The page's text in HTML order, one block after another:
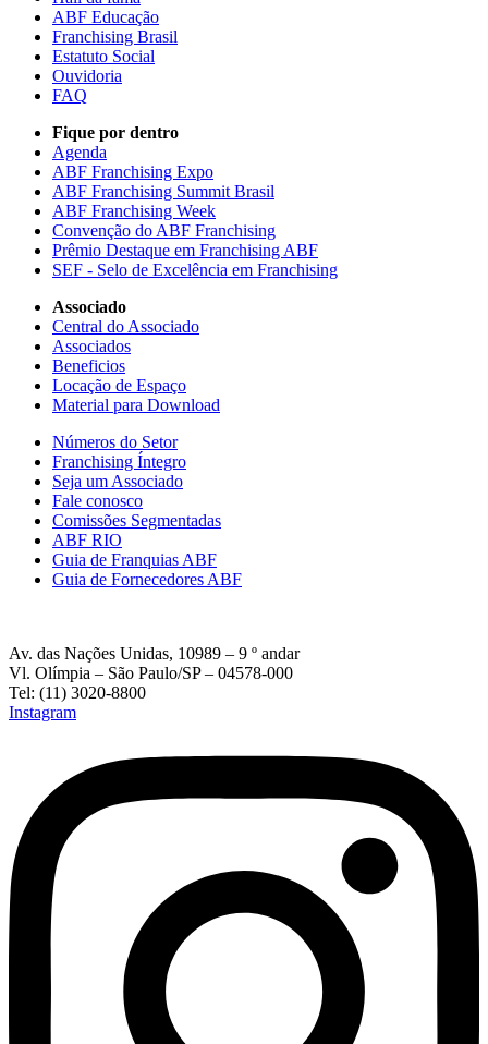
ABF Educação
Franchising Brasil
Estatuto Social
Ouvidoria
FAQ
Fique por dentro
Agenda
ABF Franchising Expo
ABF Franchising Summit Brasil
ABF Franchising Week
Convenção do ABF Franchising
Prêmio Destaque em Franchising ABF
SEF - Selo de Excelência em Franchising
Associado
Central do Associado
Associados
Beneficios
Locação de Espaço
Material para Download
Números do Setor
Franchising Íntegro
Seja um Associado
Fale conosco
Comissões Segmentadas
ABF RIO
Guia de Franquias ABF
Guia de Fornecedores ABF
Av. das Nações Unidas, 10989 – 9 º andar
Vl. Olímpia – São Paulo/SP – 04578-000
Tel: (11) 3020-8800
Instagram